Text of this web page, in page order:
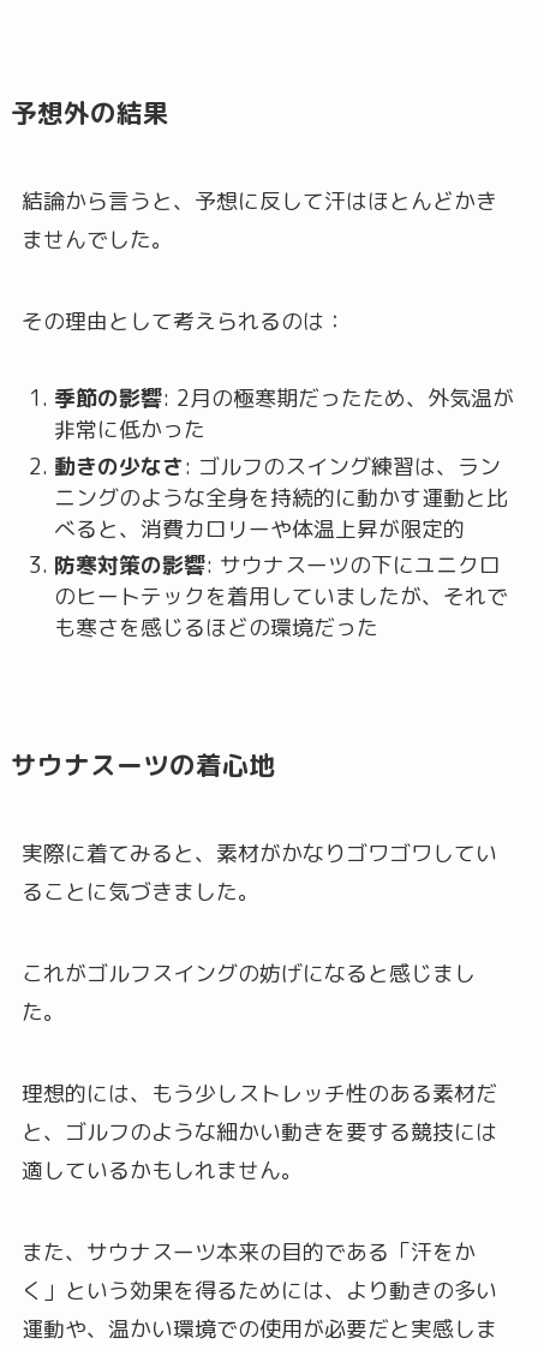
予想外の結果
結論から言うと、予想に反して汗はほとんどかき
ませんでした。
その理由として考えられるのは：
季節の影響: 2月の極寒期だったため、外気温が
非常に低かった
動きの少なさ: ゴルフのスイング練習は、ラン
ニングのような全身を持続的に動かす運動と比
べると、消費カロリーや体温上昇が限定的
防寒対策の影響: サウナスーツの下にユニクロ
のヒートテックを着用していましたが、それで
も寒さを感じるほどの環境だった
サウナスーツの着心地
実際に着てみると、素材がかなりゴワゴワしてい
ることに気づきました。
これがゴルフスイングの妨げになると感じまし
た。
理想的には、もう少しストレッチ性のある素材だ
と、ゴルフのような細かい動きを要する競技には
適しているかもしれません。
また、サウナスーツ本来の目的である「汗をか
く」という効果を得るためには、より動きの多い
運動や、温かい環境での使用が必要だと実感しま